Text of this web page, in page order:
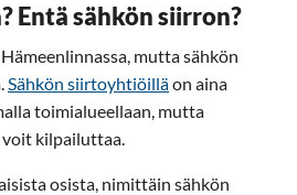
Entä sähkön siirron?
mutta sähkön
Sähkön siirtoyhtiöilläon aina
toimialueellaan, mutta
voit kilpailuttaa.
osista, nimittäin sähkön